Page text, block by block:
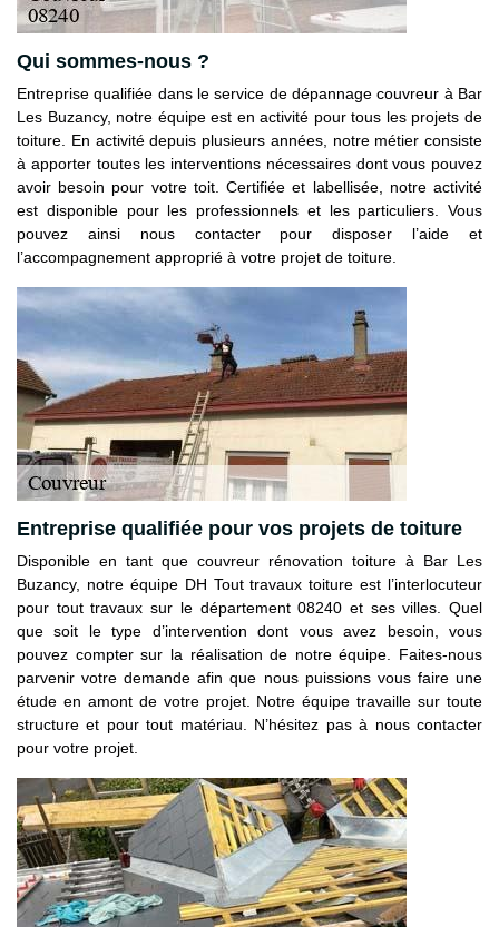
Qui sommes-nous ?
Entreprise qualifiée dans le service de dépannage couvreur à Bar
Les Buzancy, notre équipe est en activité pour tous les projets de
toiture. En activité depuis plusieurs années, notre métier consiste
à apporter toutes les interventions nécessaires dont vous pouvez
avoir besoin pour votre toit. Certifiée et labellisée, notre activité
est disponible pour les professionnels et les particuliers. Vous
pouvez ainsi nous contacter pour disposer l’aide et
l’accompagnement approprié à votre projet de toiture.
Entreprise qualifiée pour vos projets de toiture
Disponible en tant que couvreur rénovation toiture à Bar Les
Buzancy, notre équipe DH Tout travaux toiture est l’interlocuteur
pour tout travaux sur le département 08240 et ses villes. Quel
que soit le type d’intervention dont vous avez besoin, vous
pouvez compter sur la réalisation de notre équipe. Faites-nous
parvenir votre demande afin que nous puissions vous faire une
étude en amont de votre projet. Notre équipe travaille sur toute
structure et pour tout matériau. N’hésitez pas à nous contacter
pour votre projet.